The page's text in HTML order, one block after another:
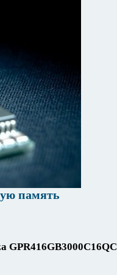
память
GPR416GB3000C16QC